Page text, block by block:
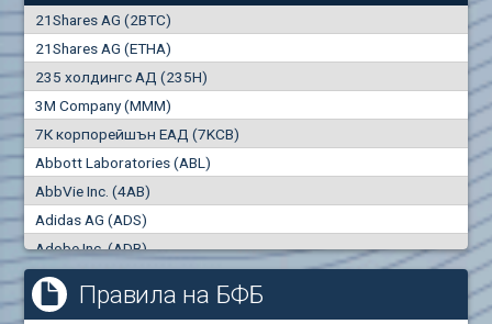
21Shares AG (2BTC)
21Shares AG (ETHA)
235 холдингс АД (235H)
3M Company (MMM)
7К корпорейшън ЕАД (7KCB)
Abbott Laboratories (ABL)
AbbVie Inc. (4AB)
Adidas AG (ADS)
Adobe Inc. (ADB)
Advanced Micro Devices Inc. (AMD)
Agrana Beteiligungs AG (AGB2)
0000
0.000
Най-добра
"купува"
0
Най-добра
0
Сделки
0
Оборот (евро)
0
Правила на БФБ